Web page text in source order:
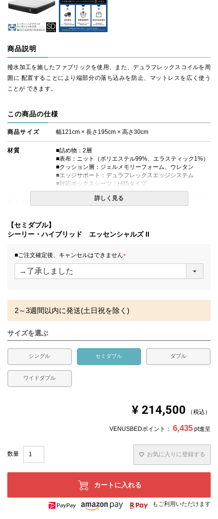
商品説明
撥水加工を施したファブリックを使用、また、デュラフレックスコイルを周
囲に 配置することにより端部分の落ち込みを防止、マットレスを広く使う
ことが できます。
この商品の仕様
商品サイズ 幅121cm × 長さ195cm × 高さ30cm
材質
■詰め物：2層
■表布：ニット（ポリエステル99%、エラスティック1%）
■クッション層：ジェルメモリーフォーム、ウレタン
■エッジサポート：デュラフレックスエッジシステム
■対応ボックスシーツ：H35タイプ
レスポンス Pro エンケーストコイル
生産国
備考
・価格はマットレス単体購入の金額です。
※北海道・沖縄・離島等一部地域へのお届けは別途送料が
発生する場合がございます。また、発送予定も変更になる
場合があります。
詳しく見る
【セミダブル】
シーリー・ハイブリッド エッセンシャルズ II
■ご注文確定後、キャンセルはできません
(
2～3週間以内に発送(土日祝を除く)
サイズを選ぶ
シングル セミダブル ダブル
ワイドダブル
¥ 214,500 税込
VENUSBEDポイント： 6,435 pt進呈
お気に入りに登録する
カートに入れる
もご利用いただけます